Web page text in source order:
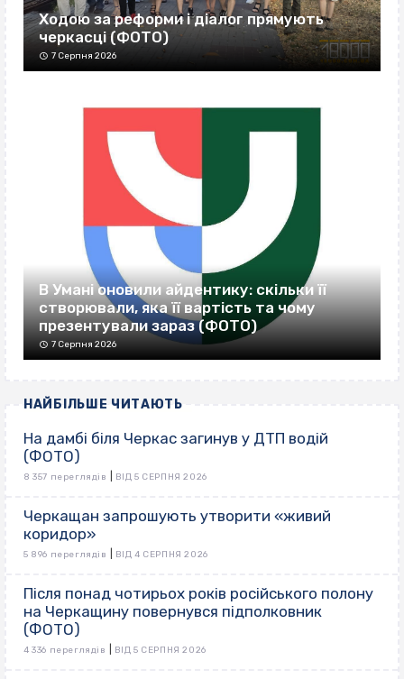
Ходою за реформи і діалог прямують
черкасці (ФОТО)
7 Серпня 2026
В Умані оновили айдентику: скільки її
створювали, яка її вартість та чому
презентували зараз (ФОТО)
7 Серпня 2026
НАЙБІЛЬШЕ ЧИТАЮТЬ
На дамбі біля Черкас загинув у ДТП водій
(ФОТО)
8 357 переглядів ВІД 5 СЕРПНЯ 2026
Черкащан запрошують утворити «живий
коридор»
5 896 переглядів ВІД 4 СЕРПНЯ 2026
Після понад чотирьох років російського полону
на Черкащину повернувся підполковник
(ФОТО)
4 336 переглядів ВІД 5 СЕРПНЯ 2026